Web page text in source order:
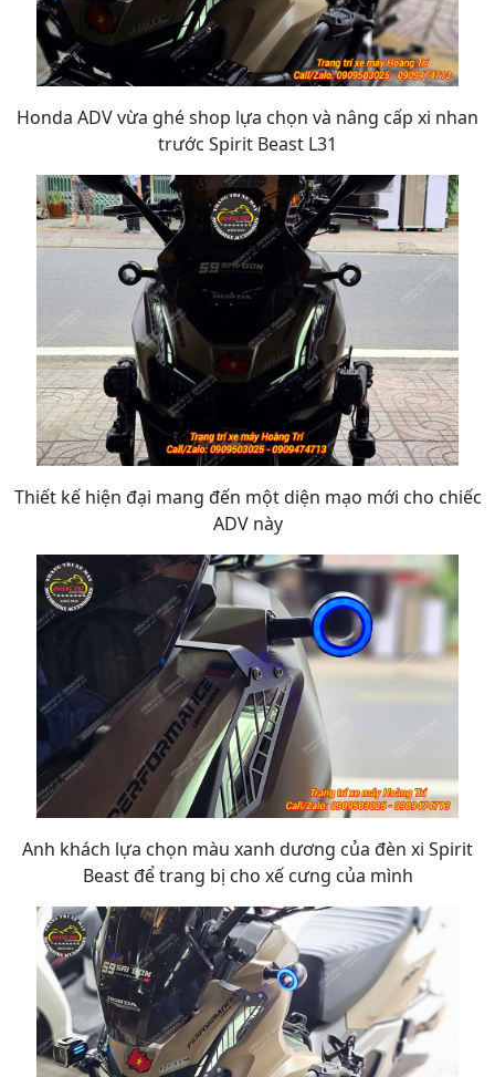
Honda ADV vừa ghé shop lựa chọn và nâng cấp xi nhan
trước Spirit Beast L31
Thiết kế hiện đại mang đến một diện mạo mới cho chiếc
ADV này
Anh khách lựa chọn màu xanh dương của đèn xi Spirit
Beast để trang bị cho xế cưng của mình